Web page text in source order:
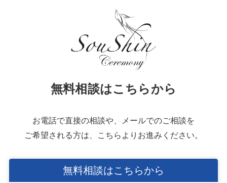
無料相談はこちらから
お電話で直接の相談や、メールでのご相談を
ご希望される方は、こちらよりお進みください。
無料相談はこちらから